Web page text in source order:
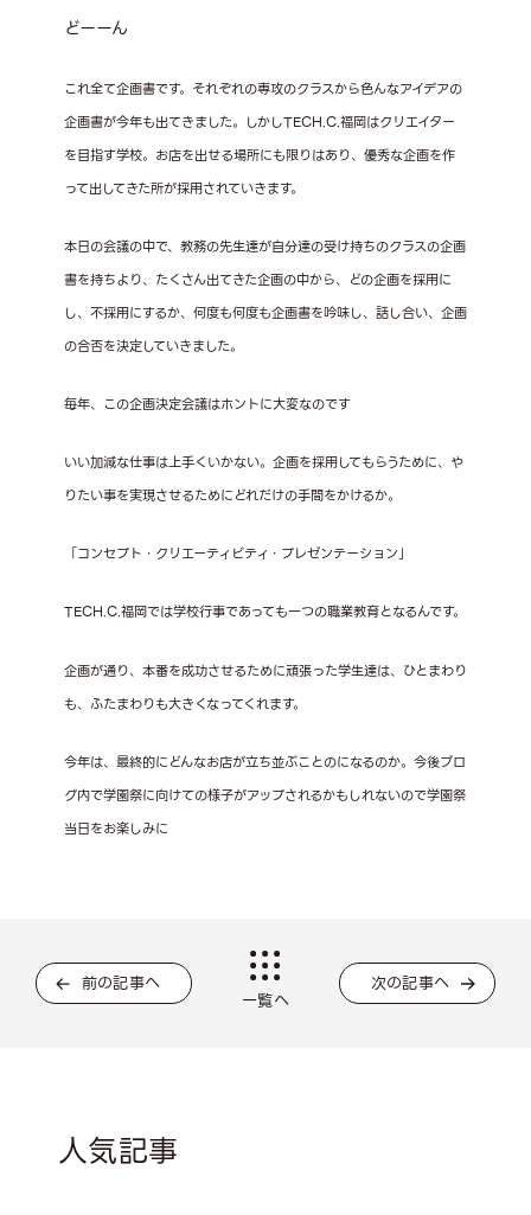
どーーん
これ全て企画書です。それぞれの専攻のクラスから色んなアイデアの
企画書が今年も出てきました。しかしTECH.C.福岡はクリエイター
を目指す学校。お店を出せる場所にも限りはあり、優秀な企画を作
って出してきた所が採用されていきます。
本日の会議の中で、教務の先生達が自分達の受け持ちのクラスの企画
書を持ちより、たくさん出てきた企画の中から、どの企画を採用に
し、不採用にするか、何度も何度も企画書を吟味し、話し合い、企画
の合否を決定していきました。
毎年、この企画決定会議はホントに大変なのです
いい加減な仕事は上手くいかない。企画を採用してもらうために、や
りたい事を実現させるためにどれだけの手間をかけるか。
「コンセプト・クリエーティビティ・プレゼンテーション」
TECH.C.福岡では学校行事であっても一つの職業教育となるんです。
企画が通り、本番を成功させるために頑張った学生達は、ひとまわり
も、ふたまわりも大きくなってくれます。
今年は、最終的にどんなお店が立ち並ぶことのになるのか。今後ブロ
グ内で学園祭に向けての様子がアップされるかもしれないので学園祭
当日をお楽しみに
前の記事へ
一覧へ
次の記事へ
人気記事